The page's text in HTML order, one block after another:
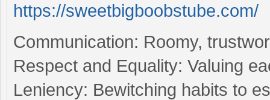
https://sweetbigboobstube.com/
Communication: Roomy,
Respect and Equality: Valuing
Leniency: Bewitching habits to